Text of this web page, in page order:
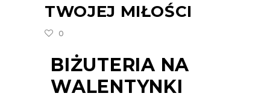
TWOJEJ MIŁOŚCI
0
BIŻUTERIA NA
WALENTYNKI